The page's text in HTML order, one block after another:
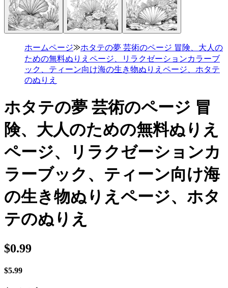
ホームページ⨠ホタテの夢 芸術のページ 冒険、大人の
ための無料ぬりえページ、リラクゼーションカラーブ
ック、ティーン向け海の生き物ぬりえページ、ホタテ
のぬりえ
ホタテの夢 芸術のページ 冒
険、大人のための無料ぬりえ
ページ、リラクゼーションカ
ラーブック、ティーン向け海
の生き物ぬりえページ、ホタ
テのぬりえ
$0.99
$5.99